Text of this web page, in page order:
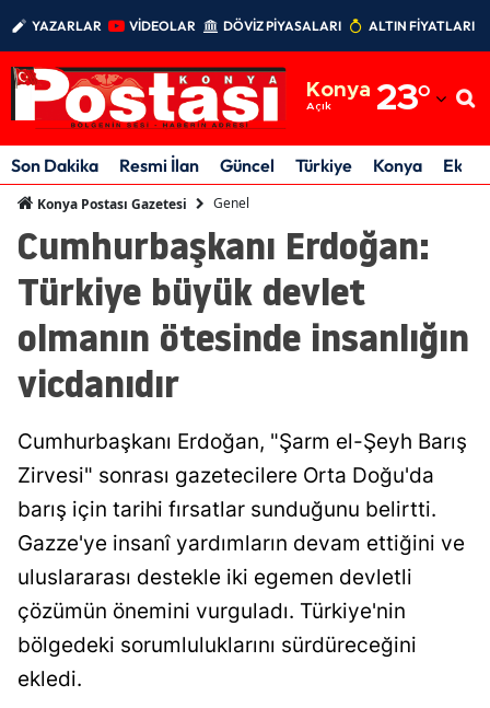
YAZARLAR VİDEOLAR DÖVİZ PİYASALARI ALTIN FİYATLARI
Konya
Açık 23°
Adıyaman
Afyonkarahisar
Amasya
Ankara
Antalya
Balıkesir
Bilecik
Bingöl
Bitlis
Bolu
Son Dakika Resmi İlan Güncel Türkiye Konya
Konya Postası Gazetesi Genel
Cumhurbaşkanı Erdoğan:
Türkiye büyük devlet
olmanın ötesinde insanlığın
vicdanıdır
Cumhurbaşkanı Erdoğan, "Şarm el-Şeyh Barış
Zirvesi" sonrası gazetecilere Orta Doğu'da
barış için tarihi fırsatlar sunduğunu belirtti.
Gazze'ye insanî yardımların devam ettiğini ve
uluslararası destekle iki egemen devletli
çözümün önemini vurguladı. Türkiye'nin
bölgedeki sorumluluklarını sürdüreceğini
ekledi.